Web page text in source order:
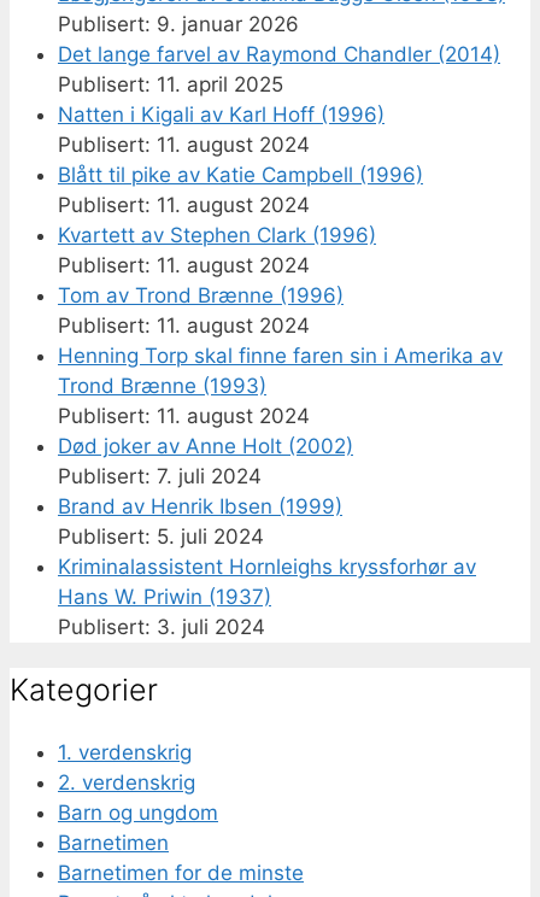
9. januar 2026
Det lange farvel av Raymond Chandler (2014)
11. april 2025
Natten i Kigali av Karl Hoff (1996)
11. august 2024
Blått til pike av Katie Campbell (1996)
11. august 2024
Kvartett av Stephen Clark (1996)
11. august 2024
Tom av Trond Brænne (1996)
11. august 2024
Henning Torp skal finne faren sin i Amerika av
Trond Brænne (1993)
11. august 2024
Død joker av Anne Holt (2002)
7. juli 2024
Brand av Henrik Ibsen (1999)
5. juli 2024
Kriminalassistent Hornleighs kryssforhør av
Hans W. Priwin (1937)
3. juli 2024
Kategorier
1. verdenskrig
2. verdenskrig
Barn og ungdom
Barnetimen
Barnetimen for de minste